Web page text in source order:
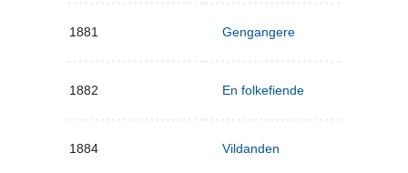
1881 Gengangere
1882 En folkefiende
1884 Vildanden